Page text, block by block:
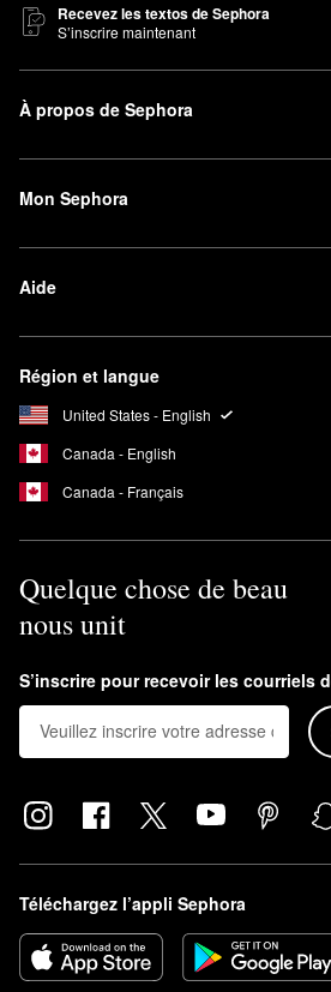
Recevez les textos de Sephora
S’inscrire maintenant
À propos de Sephora
Mon Sephora
Aide
Région et langue
United States - English
Canada - English
Canada - Français
Quelque chose de beau
nous unit
S’inscrire pour recevoir les courriels
Téléchargez l’appli Sephora